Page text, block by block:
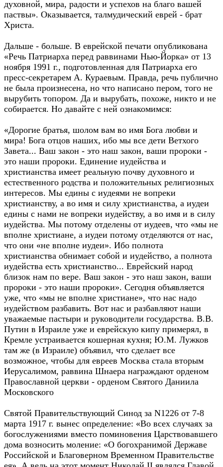
духовной, мира, радости и успехов на благо вашей
паствы». Оказывается, талмудический еврей - брат
Христа.
Дальше - больше. В еврейской печати опубликована
«Речь Патриарха перед раввинами Нью-Йорка» от 13
ноября 1991 г., подготовленная для Патриарха его
пресс-секретарем А. Кураевым. Правда, речь публично
не была произнесена, но что написано пером, того не
вырубить топором. Да и вырубать, похоже, никто и не
собирается. Но давайте с ней ознакомимся:
«Дорогие братья, шолом вам во имя Бога любви и
мира! Бога отцов наших, ибо мы все дети Ветхого
Завета... Ваш закон - это наш закон, ваши пророки -
это наши пророки. Единение иудейства и
христианства имеет реальную почву духовного и
естественного родства и положительных религиозных
интересов. Мы едины с иудеями не вопреки
христианству, а во имя и силу христианства, а иудеи
едины с нами не вопреки иудейству, а во имя и в силу
иудейства. Мы потому отделены от иудеев, что «мы не
вполне христиане, а иудеи потому отделяются от нас,
что они «не вполне иудеи». Ибо полнота
христианства обнимает собой и иудейство, а полнота
иудейства есть христианство... Еврейский народ
близок нам по вере. Ваш закон - это наш закон, ваши
пророки - это наши пророки». Сегодня объявляется
уже, что «мы не вполне христиане», что нас надо
иудейством разбавить. Вот нас и разбавляют наши
уважаемые пастыри и руководители государства. В.В.
Путин в Израиле уже и еврейскую кипу примерял, в
Кремле устраивается кошерная кухня; Ю.М. Лужков
там же (в Израиле) объявил, что сделает все
возможное, чтобы для евреев Москва стала вторым
Иерусалимом, раввина Шнаера награждают орденом
Православной церкви - орденом Святого Даниила
Московского
Святой Правительствующий Синод за N1226 от 7-8
марта 1917 г. вынес определение: «Во всех случаях за
богослужениями вместо поминовения Царствовавшего
дома возносить моление: «О богохранимой Державе
Российской и Благоверном Временном Правительстве